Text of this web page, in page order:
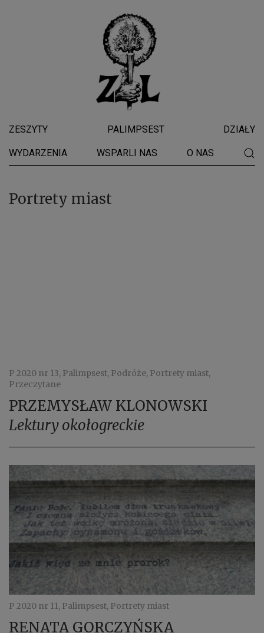
ZESZYTY PALIMPSEST DZIAŁY
WYDARZENIA WSPARLI NAS O NAS
Portrety miast
P 2020 nr 13, Palimpsest, Podróże, Portrety miast,
Przeczytane
PRZEMYSŁAW KLONOWSKI
Lektury okołogreckie
P 2020 nr 11, Palimpsest, Portrety miast
RENATA GORCZYŃSKA